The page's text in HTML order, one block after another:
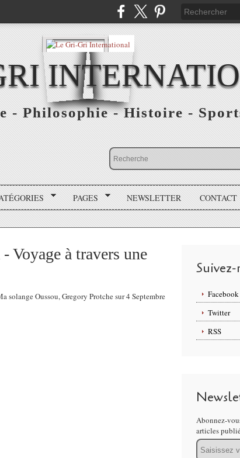
Philosophie - Histoire -
PAGES NEWSLETTER CONTACT
Voyage à travers une
solange Oussou, Gregory Protche sur 4 Septembre
Facebook
Twitter
RSS
Abonnez-
articles
Email